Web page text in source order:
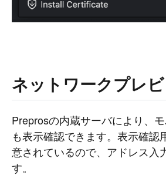
ネットワークプレ
Preprosの内蔵サーバにより、
も表示確認できます。表示確認
意されているので、アドレス入
す。